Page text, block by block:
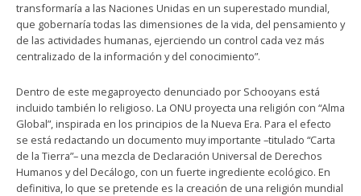
transformaría a las Naciones Unidas en un superestado mundial,
que gobernaría todas las dimensiones de la vida, del pensamiento y
de las actividades humanas, ejerciendo un control cada vez más
centralizado de la información y del conocimiento”.
Dentro de este megaproyecto denunciado por Schooyans está
incluido también lo religioso. La ONU proyecta una religión con “Alma
Global”, inspirada en los principios de la Nueva Era. Para el efecto
se está redactando un documento muy importante –titulado “Carta
de la Tierra”– una mezcla de Declaración Universal de Derechos
Humanos y del Decálogo, con un fuerte ingrediente ecológico. En
definitiva, lo que se pretende es la creación de una religión mundial